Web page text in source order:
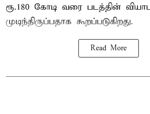
ரூ.180 கோடி வரை படத்தின்
முடிந்திருப்பதாக கூறப்படுகிறது.
Read More